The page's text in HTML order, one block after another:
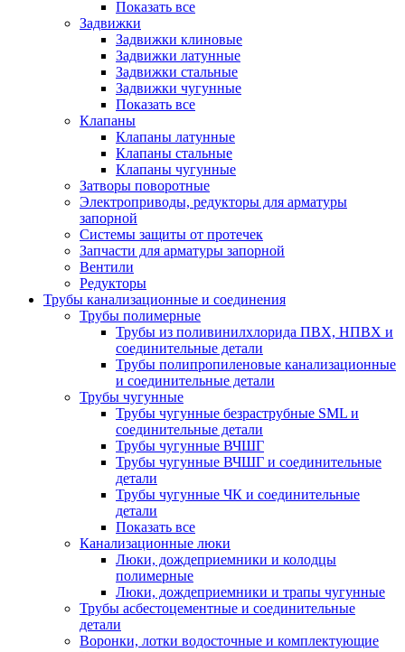
Показать все
Задвижки
Задвижки клиновые
Задвижки латунные
Задвижки стальные
Задвижки чугунные
Показать все
Клапаны
Клапаны латунные
Клапаны стальные
Клапаны чугунные
Затворы поворотные
Электроприводы, редукторы для арматуры
запорной
Системы защиты от протечек
Запчасти для арматуры запорной
Вентили
Редукторы
Трубы канализационные и соединения
Трубы полимерные
Трубы из поливинилхлорида ПВХ, НПВХ и
соединительные детали
Трубы полипропиленовые канализационные
и соединительные детали
Трубы чугунные
Трубы чугунные безраструбные SML и
соединительные детали
Трубы чугунные ВЧШГ
Трубы чугунные ВЧШГ и соединительные
детали
Трубы чугунные ЧК и соединительные
детали
Показать все
Канализационные люки
Люки, дождеприемники и колодцы
полимерные
Люки, дождеприемники и трапы чугунные
Трубы асбестоцементные и соединительные
детали
Воронки, лотки водосточные и комплектующие